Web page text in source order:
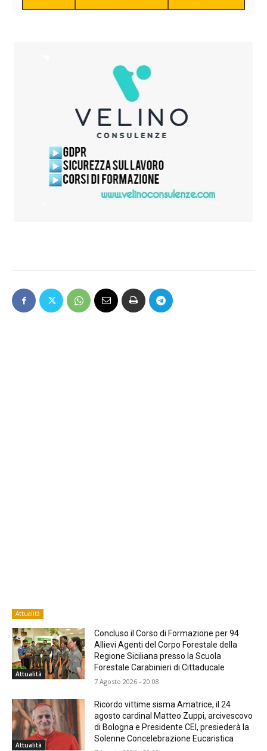
Attualità
Attualità
Concluso il Corso di Formazione per 94
Allievi Agenti del Corpo Forestale della
Regione Siciliana presso la Scuola
Forestale Carabinieri di Cittaducale
7 Agosto 2026 - 20:08
Attualità
Ricordo vittime sisma Amatrice, il 24
agosto cardinal Matteo Zuppi, arcivescovo
di Bologna e Presidente CEI, presiederà la
Solenne Concelebrazione Eucaristica